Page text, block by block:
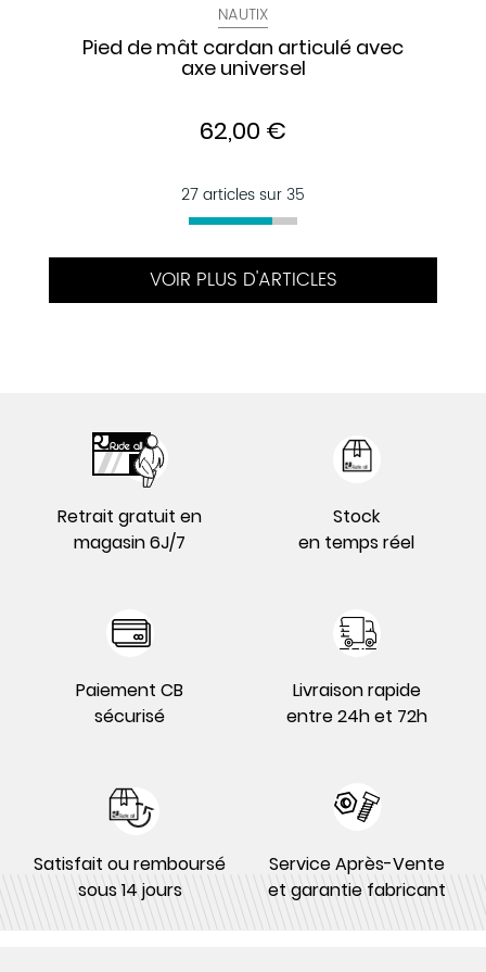
NAUTIX
Pied de mât cardan articulé avec
axe universel
62,00 €
27 articles sur35
VOIR PLUS D'ARTICLES
Retrait gratuit en
magasin 6J/7
Stock
en temps réel
Paiement CB
sécurisé
Livraison rapide
entre 24h et 72h
Satisfait ou remboursé
sous 14 jours
Service Après-Vente
et garantie fabricant